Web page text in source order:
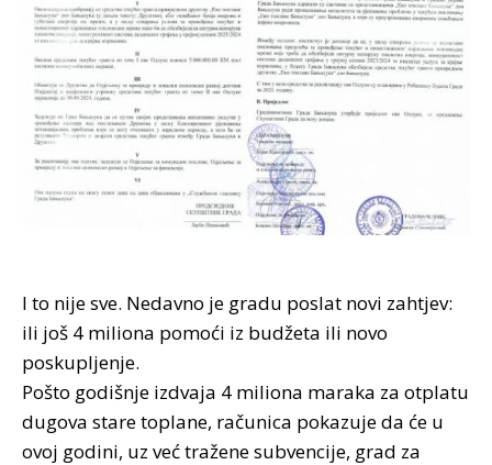
I to nije sve. Nedavno je gradu poslat novi zahtjev:
ili još 4 miliona pomoći iz budžeta ili novo
poskupljenje.
Pošto godišnje izdvaja 4 miliona maraka za otplatu
dugova stare toplane, računica pokazuje da će u
ovoj godini, uz već tražene subvencije, grad za